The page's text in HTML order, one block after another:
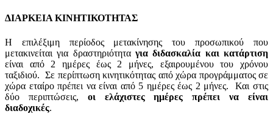
ΔΙΑΡΚΕΙΑ ΚΙΝΗΤΙΚΟΤΗΤΑΣ
Η επιλέξιμη περίοδος μετακίνησης του προσωπικού που
μετακινείται για δραστηριότητα για διδασκαλία και κατάρτιση
είναι από 2 ημέρες έως 2 μήνες, εξαιρουμένου του χρόνου
ταξιδιού. Σε περίπτωση κινητικότητας από χώρα προγράμματος σε
χώρα εταίρο πρέπει να είναι από 5 ημέρες έως 2 μήνες. Και στις
δύο περιπτώσεις, οι ελάχιστες ημέρες πρέπει να είναι
διαδοχικές.